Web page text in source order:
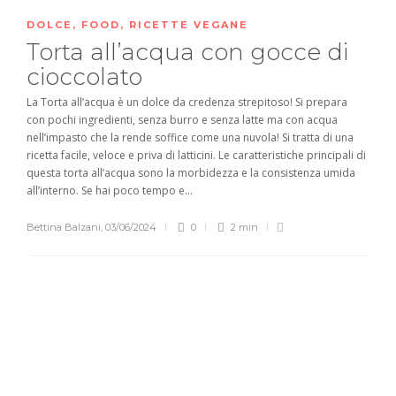
DOLCE , FOOD , RICETTE VEGANE
Torta all’acqua con gocce di
cioccolato
La Torta all’acqua è un dolce da credenza strepitoso! Si prepara
con pochi ingredienti, senza burro e senza latte ma con acqua
nell’impasto che la rende soffice come una nuvola! Si tratta di una
ricetta facile, veloce e priva di latticini. Le caratteristiche principali di
questa torta all’acqua sono la morbidezza e la consistenza umida
all’interno. Se hai poco tempo e...
Bettina Balzani 03/06/2024 0 2 min